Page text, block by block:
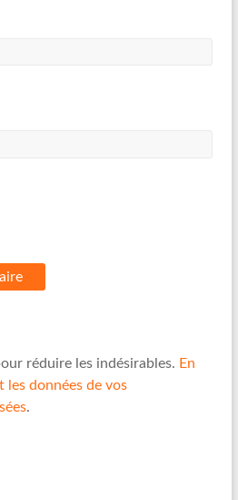
réduire les indésirables. En
les données de vos
.